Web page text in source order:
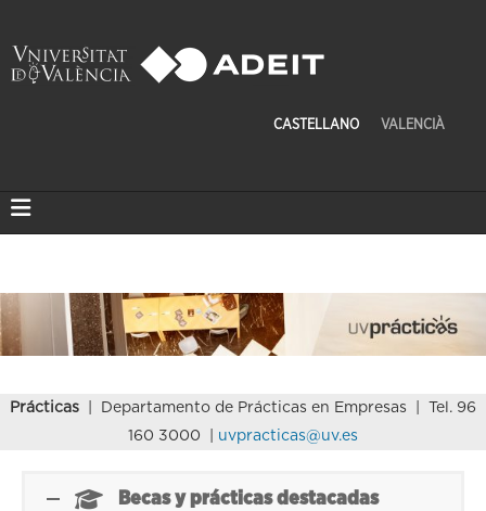
CASTELLANO VALENCIÀ
Prácticas
| Departamento de Prácticas en Empresas | Tel. 96
160 3000 | uvpracticas@uv.es
Becas y prácticas destacadas